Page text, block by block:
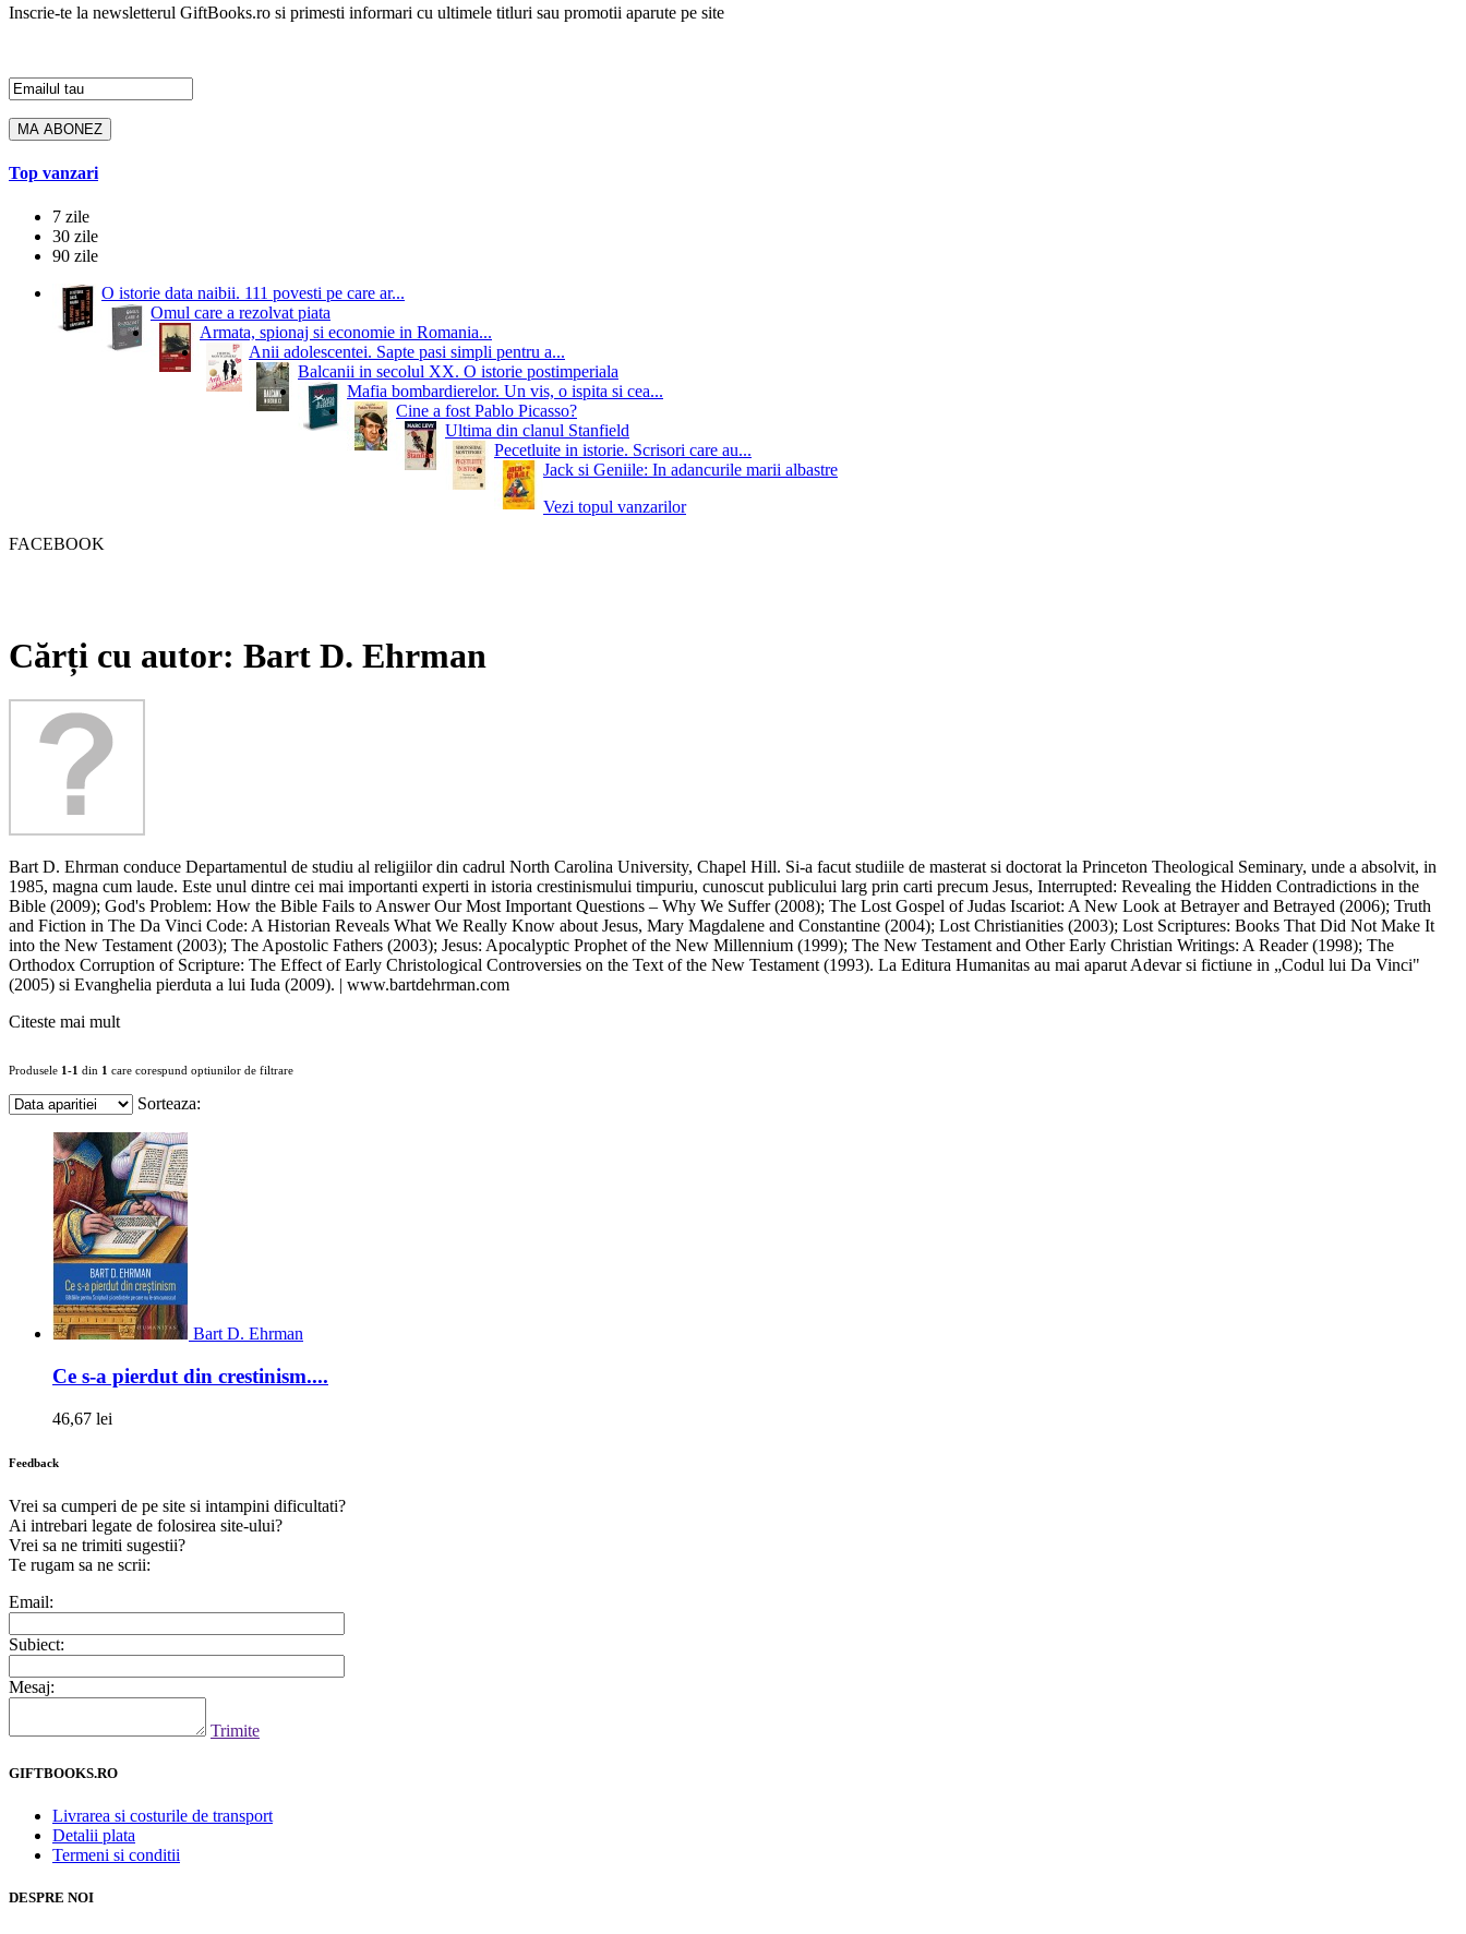
Inscrie-te la newsletterul GiftBooks.ro si primesti informari cu ultimele titluri sau promotii aparute pe site
Top vanzari
7 zile
30 zile
90 zile
O istorie data naibii. 111 povesti pe care ar...
Omul care a rezolvat piata
Armata, spionaj si economie in Romania...
Anii adolescentei. Sapte pasi simpli pentru a...
Balcanii in secolul XX. O istorie postimperiala
Mafia bombardierelor. Un vis, o ispita si cea...
Cine a fost Pablo Picasso?
Ultima din clanul Stanfield
Pecetluite in istorie. Scrisori care au...
Jack si Geniile: In adancurile marii albastre
Vezi topul vanzarilor
FACEBOOK
Cărți cu autor: Bart D. Ehrman
Bart D. Ehrman conduce Departamentul de studiu al religiilor din cadrul North Carolina University, Chapel Hill. Si-a facut studiile de masterat si doctorat la Princeton Theological Seminary, unde a absolvit, in
1985, magna cum laude. Este unul dintre cei mai importanti experti in istoria crestinismului timpuriu, cunoscut publicului larg prin carti precum Jesus, Interrupted: Revealing the Hidden Contradictions in the
Bible (2009); God's Problem: How the Bible Fails to Answer Our Most Important Questions – Why We Suffer (2008); The Lost Gospel of Judas Iscariot: A New Look at Betrayer and Betrayed (2006); Truth
and Fiction in The Da Vinci Code: A Historian Reveals What We Really Know about Jesus, Mary Magdalene and Constantine (2004); Lost Christianities (2003); Lost Scriptures: Books That Did Not Make It
into the New Testament (2003); The Apostolic Fathers (2003); Jesus: Apocalyptic Prophet of the New Millennium (1999); The New Testament and Other Early Christian Writings: A Reader (1998); The
Orthodox Corruption of Scripture: The Effect of Early Christological Controversies on the Text of the New Testament (1993). La Editura Humanitas au mai aparut Adevar si fictiune in „Codul lui Da Vinci"
(2005) si Evanghelia pierduta a lui Iuda (2009). | www.bartdehrman.com
Citeste mai mult
Produsele 1-1 din 1 care corespund optiunilor de filtrare
Sorteaza:
Bart D. Ehrman
Ce s-a pierdut din crestinism....
46,67 lei
Feedback
Vrei sa cumperi de pe site si intampini dificultati?
Ai intrebari legate de folosirea site-ului?
Vrei sa ne trimiti sugestii?
Te rugam sa ne scrii:
Email:
Subiect:
Mesaj:
Trimite
GIFTBOOKS.RO
Livrarea si costurile de transport
Detalii plata
Termeni si conditii
DESPRE NOI